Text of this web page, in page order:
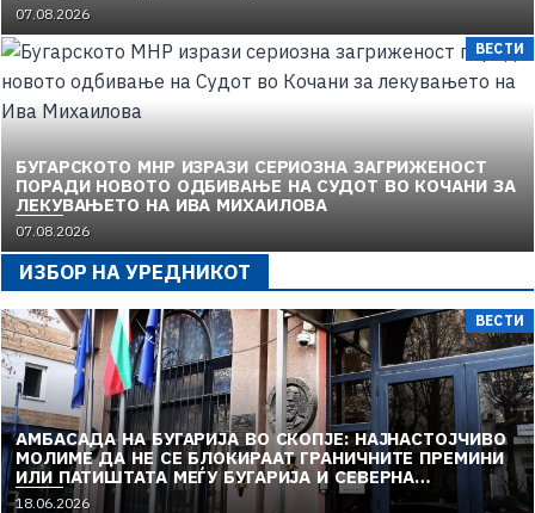
07.08.2026
ВЕСТИ
БУГАРСКОТО МНР ИЗРАЗИ СЕРИОЗНА ЗАГРИЖЕНОСТ
ПОРАДИ НОВОТО ОДБИВАЊЕ НА СУДОТ ВО КОЧАНИ ЗА
ЛЕКУВАЊЕТО НА ИВА МИХАИЛОВА
07.08.2026
ИЗБОР НА УРЕДНИКОТ
ВЕСТИ
АМБАСАДА НА БУГАРИЈА ВО СКОПЈЕ: НАЈНАСТОЈЧИВО
МОЛИМЕ ДА НЕ СЕ БЛОКИРААТ ГРАНИЧНИТЕ ПРЕМИНИ
ИЛИ ПАТИШТАТА МЕЃУ БУГАРИЈА И СЕВЕРНА
МАКЕДОНИЈА
18.06.2026